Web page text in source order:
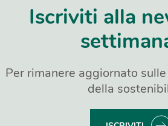
Iscriviti alla
Per rimanere aggiornato
della